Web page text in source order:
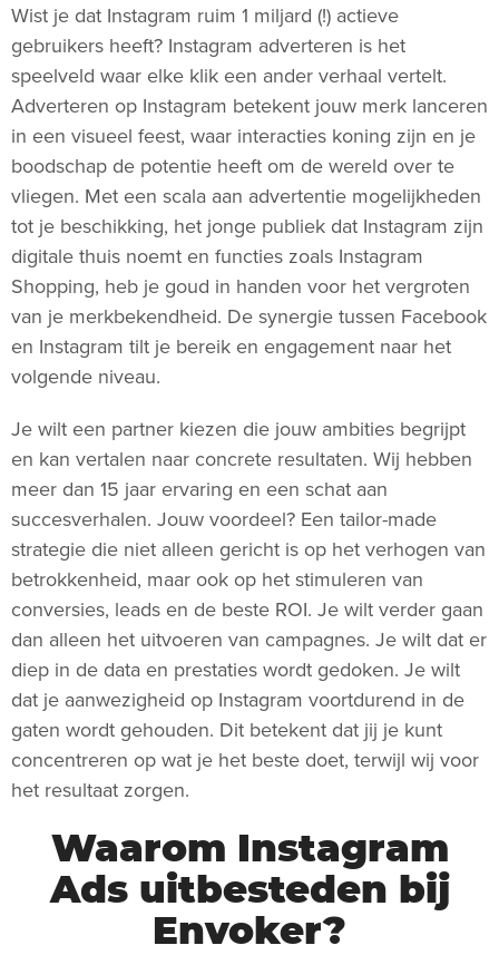
Wist je dat Instagram ruim 1 miljard (!) actieve
gebruikers heeft? Instagram adverteren is het
speelveld waar elke klik een ander verhaal vertelt.
Adverteren op Instagram betekent jouw merk lanceren
in een visueel feest, waar interacties koning zijn en je
boodschap de potentie heeft om de wereld over te
vliegen. Met een scala aan advertentie mogelijkheden
tot je beschikking, het jonge publiek dat Instagram zijn
digitale thuis noemt en functies zoals Instagram
Shopping, heb je goud in handen voor het vergroten
van je merkbekendheid. De synergie tussen Facebook
en Instagram tilt je bereik en engagement naar het
volgende niveau.
Je wilt een partner kiezen die jouw ambities begrijpt
en kan vertalen naar concrete resultaten. Wij hebben
meer dan 15 jaar ervaring en een schat aan
succesverhalen. Jouw voordeel? Een tailor-made
strategie die niet alleen gericht is op het verhogen van
betrokkenheid, maar ook op het stimuleren van
conversies, leads en de beste ROI. Je wilt verder gaan
dan alleen het uitvoeren van campagnes. Je wilt dat er
diep in de data en prestaties wordt gedoken. Je wilt
dat je aanwezigheid op Instagram voortdurend in de
gaten wordt gehouden. Dit betekent dat jij je kunt
concentreren op wat je het beste doet, terwijl wij voor
het resultaat zorgen.
Waarom Instagram
Ads uitbesteden bij
Envoker?